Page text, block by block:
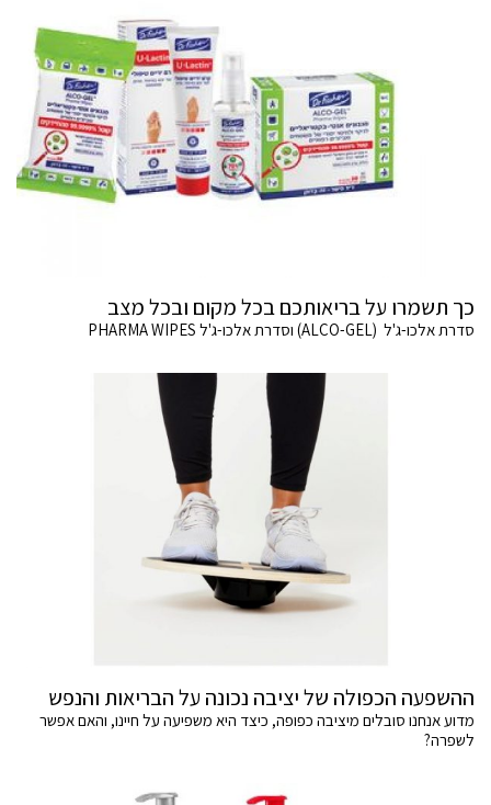
כך תשמרו על בריאותכם בכל מקום ובכל מצב
סדרת אלכו-ג'ל (ALCO-GEL) וסדרת אלכו-ג'ל PHARMA WIPES
ההשפעה הכפולה של יציבה נכונה על הבריאות והנפש
מדוע אנחנו סובלים מיציבה כפופה, כיצד היא משפיעה על חיינו, והאם אפשר
לשפרה?